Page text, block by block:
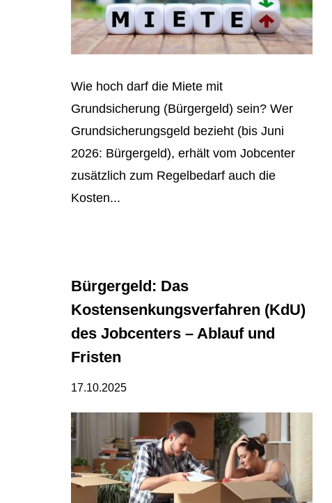
Wie hoch darf die Miete mit
Grundsicherung (Bürgergeld) sein? Wer
Grundsicherungsgeld bezieht (bis Juni
2026: Bürgergeld), erhält vom Jobcenter
zusätzlich zum Regelbedarf auch die
Kosten...
Bürgergeld: Das
Kostensenkungsverfahren (KdU)
des Jobcenters – Ablauf und
Fristen
17.10.2025